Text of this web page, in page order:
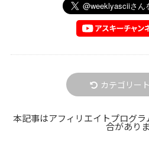
カテゴリー
本記事はアフィリエイトプログ
合があり